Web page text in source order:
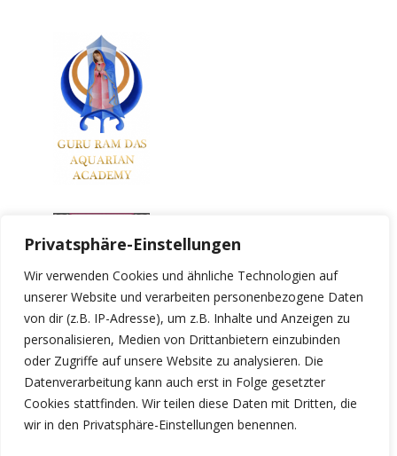
Privatsphäre-Einstellungen
Wir verwenden Cookies und ähnliche Technologien auf
unserer Website und verarbeiten personenbezogene Daten
von dir (z.B. IP-Adresse), um z.B. Inhalte und Anzeigen zu
personalisieren, Medien von Drittanbietern einzubinden
oder Zugriffe auf unsere Website zu analysieren. Die
Datenverarbeitung kann auch erst in Folge gesetzter
Cookies stattfinden. Wir teilen diese Daten mit Dritten, die
wir in den Privatsphäre-Einstellungen benennen.